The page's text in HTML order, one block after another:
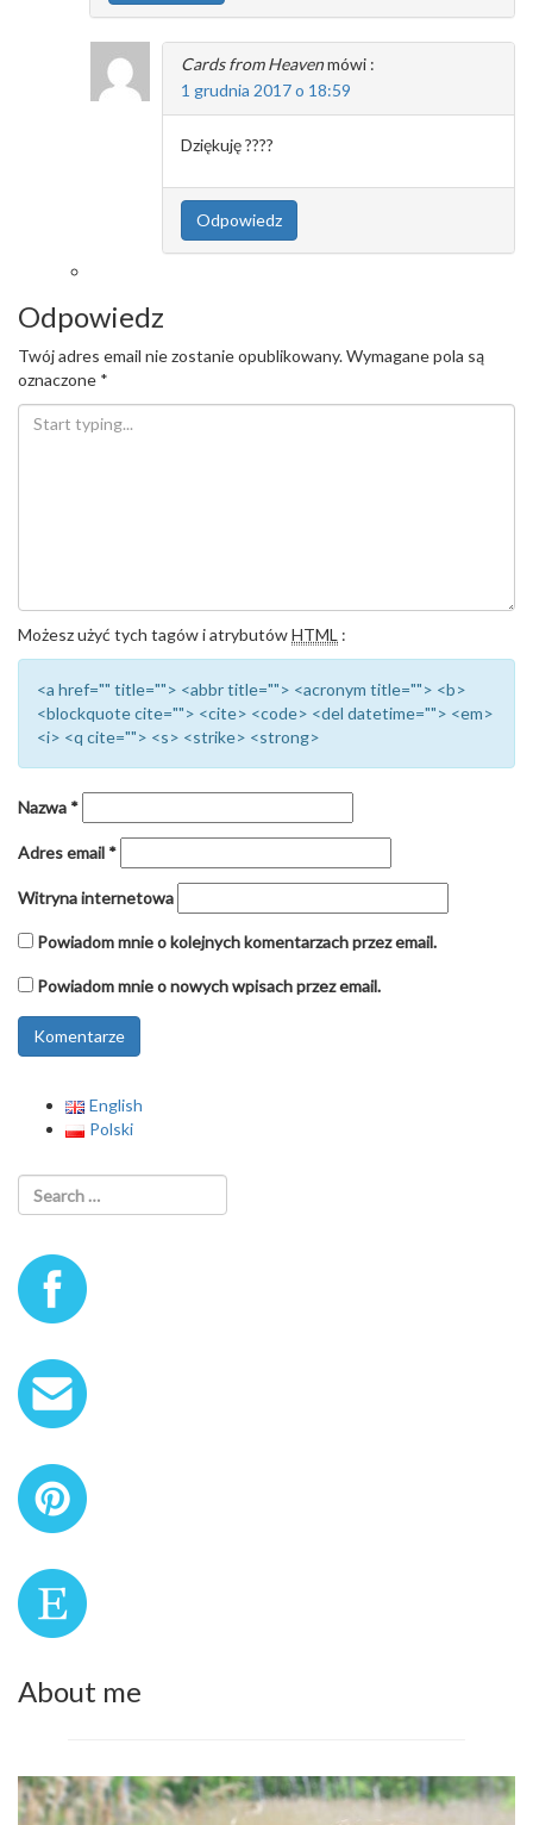
Cards from Heavenmówi :
1 grudnia 2017 o 18:59
Dziękuję ????
Odpowiedz
Odpowiedz
Twój adres email nie zostanie opublikowany.Wymagane pola są
oznaczone *
Możesz użyć tych tagów i atrybutówHTML :
<a href="" title=""> <abbr title=""> <acronym title=""> <b>
<blockquote cite=""> <cite> <code> <del datetime=""> <em>
<i> <q cite=""> <s> <strike> <strong>
Nazwa *
Adres email *
Witryna internetowa
Powiadom mnie o kolejnych komentarzach przez email.
Powiadom mnie o nowych wpisach przez email.
English
Polski
About me